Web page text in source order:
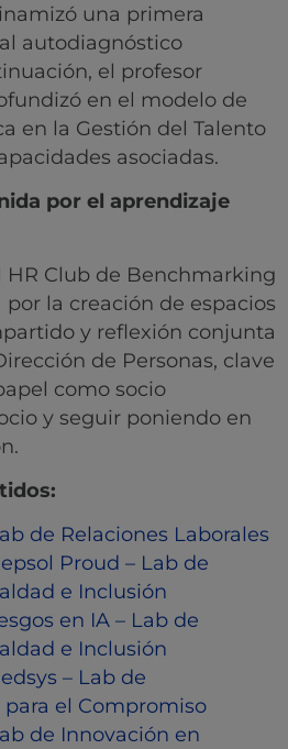
una primera
autodiagnóstico
el profesor
en el modelo de
en la Gestión del Talento
asociadas.
por el aprendizaje
HR Club de Benchmarking
la creación de espacios
y reflexión conjunta
de Personas, clave
como socio
y seguir poniendo en
de Relaciones Laborales
Proud – Lab de
e Inclusión
en IA – Lab de
e Inclusión
– Lab de
el Compromiso
de Innovación en